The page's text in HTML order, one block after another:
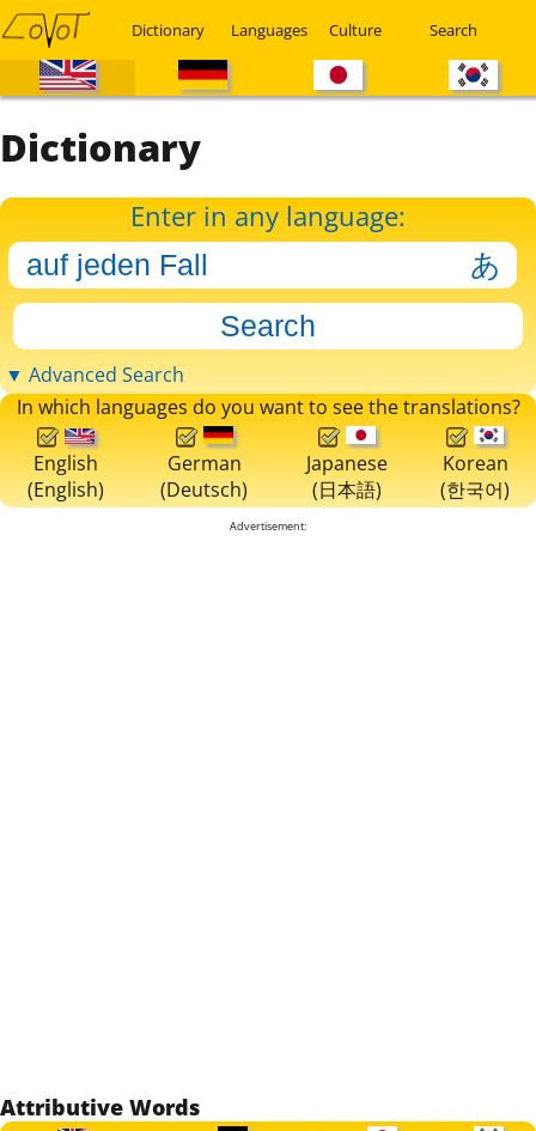
Dictionary Languages Culture Search
Dictionary
Enter in any language:
▼ Advanced Search
In which languages do you want to see the translations?
English
(English)
German
(Deutsch)
Japanese
(日本語)
Korean
(한국어)
Advertisement:
Attributive Words